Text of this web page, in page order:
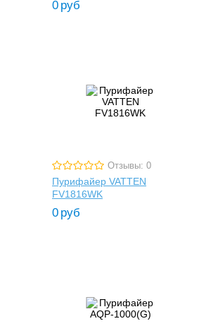
0 руб
Отзывы: 0
Пурифайер VATTEN
FV1816WK
0 руб